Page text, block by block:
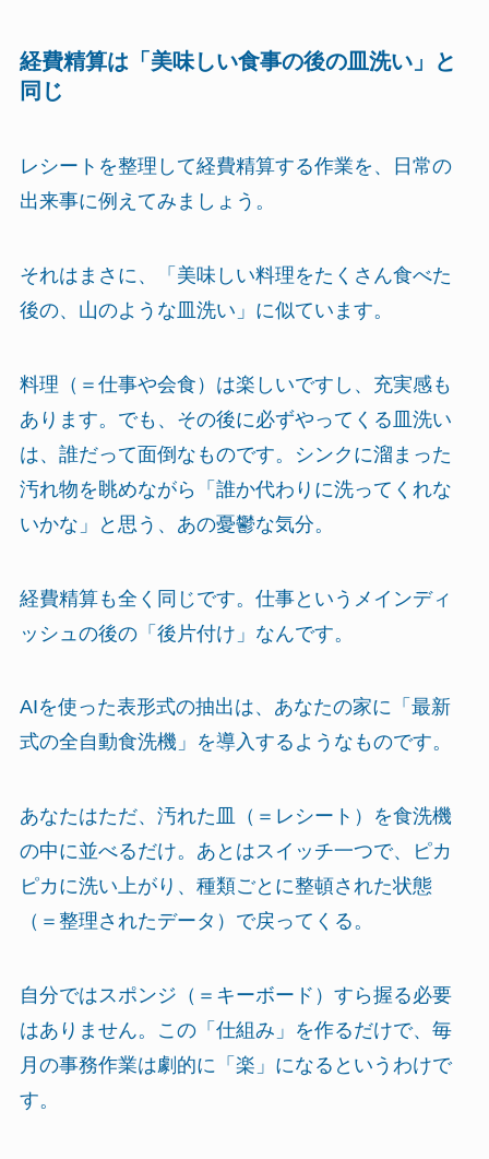
経費精算は「美味しい食事の後の皿洗い」と
同じ
レシートを整理して経費精算する作業を、日常の
出来事に例えてみましょう。
それはまさに、「美味しい料理をたくさん食べた
後の、山のような皿洗い」に似ています。
料理（＝仕事や会食）は楽しいですし、充実感も
あります。でも、その後に必ずやってくる皿洗い
は、誰だって面倒なものです。シンクに溜まった
汚れ物を眺めながら「誰か代わりに洗ってくれな
いかな」と思う、あの憂鬱な気分。
経費精算も全く同じです。仕事というメインディ
ッシュの後の「後片付け」なんです。
AIを使った表形式の抽出は、あなたの家に「最新
式の全自動食洗機」を導入するようなものです。
あなたはただ、汚れた皿（＝レシート）を食洗機
の中に並べるだけ。あとはスイッチ一つで、ピカ
ピカに洗い上がり、種類ごとに整頓された状態
（＝整理されたデータ）で戻ってくる。
自分ではスポンジ（＝キーボード）すら握る必要
はありません。この「仕組み」を作るだけで、毎
月の事務作業は劇的に「楽」になるというわけで
す。